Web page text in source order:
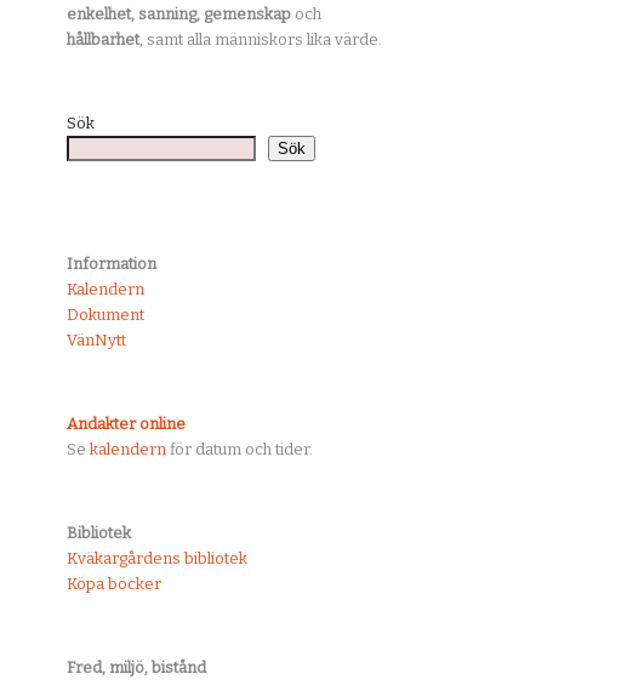
enkelhet, sanning, gemenskap och
hållbarhet, samt alla människors lika värde.
Sök
Sök
Information
Kalendern
Dokument
VänNytt
Andakter online
Se kalendern för datum och tider.
Bibliotek
Kväkargårdens bibliotek
Köpa böcker
Fred, miljö, bistånd